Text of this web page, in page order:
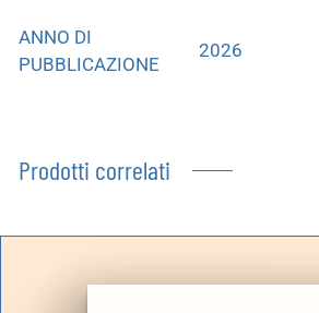
ANNO DI
PUBBLICAZIONE
2026
Prodotti correlati